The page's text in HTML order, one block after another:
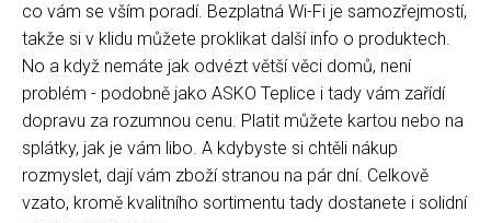
co vám se vším poradí. Bezplatná Wi-Fi je samozřejmostí,
takže si v klidu můžete proklikat další info o produktech.
No a když nemáte jak odvézt větší věci domů, není
problém - podobně jako ASKO Teplice i tady vám zařídí
dopravu za rozumnou cenu. Platit můžete kartou nebo na
splátky, jak je vám libo. A kdybyste si chtěli nákup
rozmyslet, dají vám zboží stranou na pár dní. Celkově
vzato, kromě kvalitního sortimentu tady dostanete i solidní